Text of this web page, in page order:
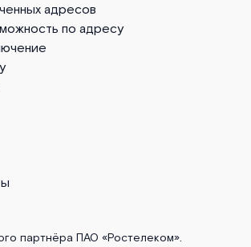
адресов
по адресу
партнёра ПАО «Ростелеком».